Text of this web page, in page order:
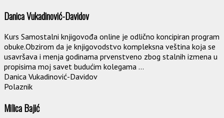
Danica Vukadinović-Davidov
Kurs Samostalni knjigovođa online je odlično koncipiran program
obuke.Obzirom da je knjigovodstvo kompleksna veština koja se
usavršava i menja godinama prvenstveno zbog stalnih izmena u
propisima moj savet budućim kolegama ...
Danica Vukadinović-Davidov
Polaznik
Milica Bajić